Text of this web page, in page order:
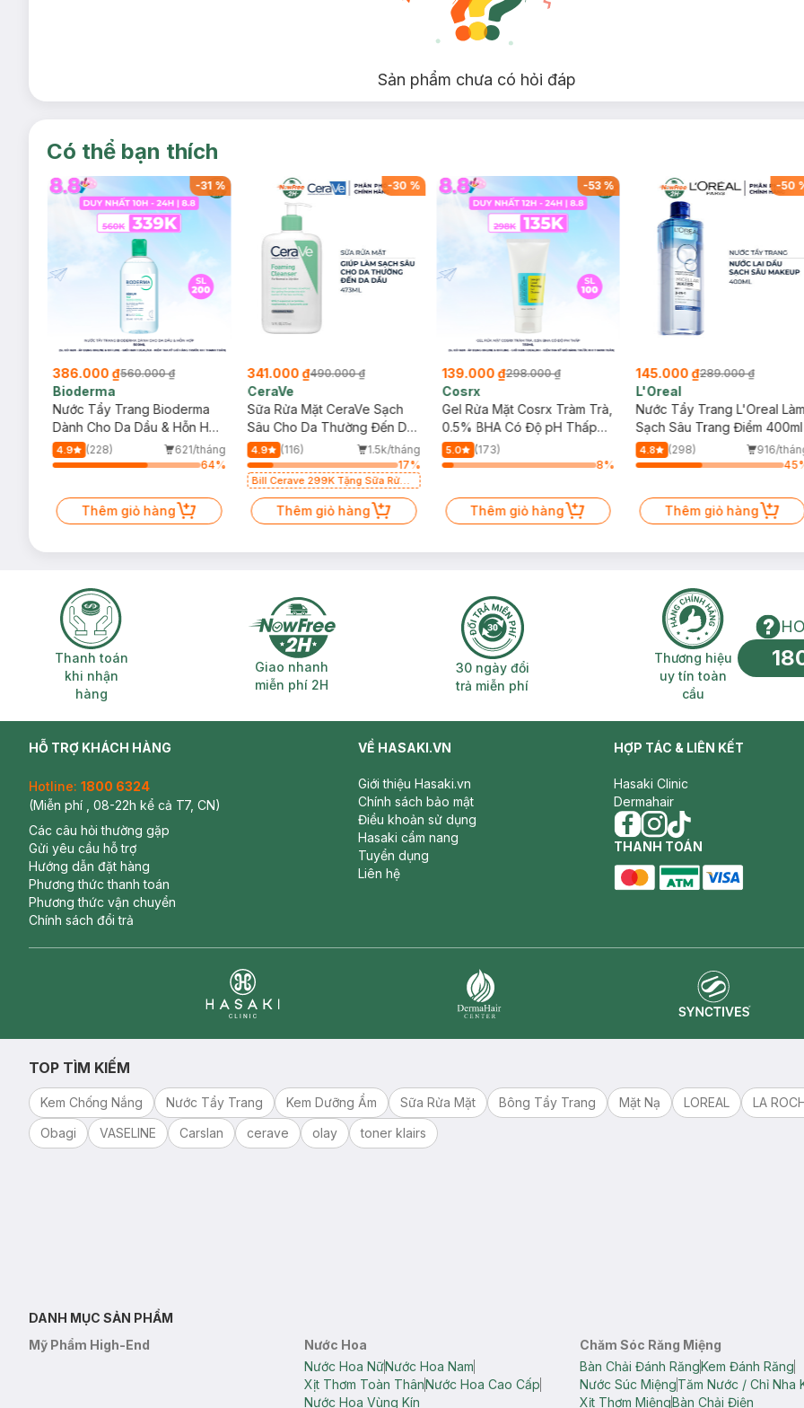
Sản phẩm chưa có hỏi đáp
Có thể bạn thích
-31 %
386.000 ₫560.000 ₫
Bioderma
Nước Tẩy Trang Bioderma
Dành Cho Da Dầu & Hỗn Hợp
500ml
4.9 (228)
621/tháng
64%
Thêm giỏ hàng
-30 %
341.000 ₫490.000 ₫
CeraVe
Sữa Rửa Mặt CeraVe Sạch
Sâu Cho Da Thường Đến Da
Dầu 473ml
4.9 (116)
1.5k/tháng
17%
Bill Cerave 299K Tặng Sữa Rửa
Mặt Cerave 30ml (SL có hạn)
Thêm giỏ hàng
-53%
139.000 ₫298.000 ₫
Cosrx
Gel Rửa Mặt Cosrx Tràm Trà,
0.5% BHA Có Độ pH Thấp
150ml
5.0
(173)
8%
Thêm giỏ hàng
-50
145.000 ₫289.000 ₫
L'Oreal
Nước Tẩy Trang L'Oreal Làm
Sạch Sâu Trang Điểm 400ml
4.8 (298)
916/
45
Thêm giỏ hàng
Thanh toán khi nhận hàng
Thanh toán
khi nhận
hàng
Giao nhanh miễn phí 2H
Giao nhanh
miễn phí 2H
30 ngày đổi trả miễn phí
30 ngày đổi
trả miễn phí
Thương hiệu uy
Thương hiệu
uy tín toàn
cầu
HỖ TRỢ KHÁCH HÀNG
Hotline: 1800 6324
(Miễn phí , 08-22h kể cả T7, CN)
Các câu hỏi thường gặp
Gửi yêu cầu hỗ trợ
Hướng dẫn đặt hàng
Phương thức thanh toán
Phương thức vận chuyển
Chính sách đổi trả
VỀ HASAKI.VN
Giới thiệu Hasaki.vn
Chính sách bảo mật
Điều khoản sử dụng
Hasaki cẩm nang
Tuyển dụng
Liên hệ
HỢP TÁC & LIÊN KẾT
Hasaki Clinic
Dermahair
facebook
instagram
tiktok
THANH TOÁN
TOP TÌM KIẾM
Kem Chống Nắng Nước Tẩy Trang Kem Dưỡng Ẩm Sữa Rửa Mặt Bông Tẩy Trang Mặt Nạ LOREAL LA
Obagi
VASELINE Carslan cerave olay toner klairs
DANH MỤC SẢN PHẨM
Mỹ Phẩm High-End
Nước Hoa
Nước Hoa NữNước Hoa Nam
Xịt Thơm Toàn ThânNước Hoa Cao Cấp
Nước Hoa Vùng Kín
Chăm Sóc Răng Miệng
Bàn Chải Đánh RăngKem Đánh Răng
Nước Súc MiệngTăm Nước / Chỉ Nha
Xịt Thơm MiệngBàn Chải Điện